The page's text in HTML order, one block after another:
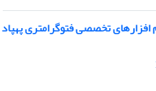
افزارهای تخصصی فتوگرامتری